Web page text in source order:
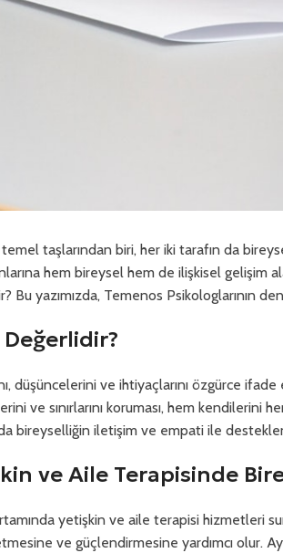
taşlarından biri, her iki tarafın da
hem bireysel hem de ilişkisel gelişim
yazımızda, Temenos Psikologlarının
düşüncelerini ve ihtiyaçlarını özgürce
ve sınırlarını koruması, hem
bireyselliğin iletişim ve empati ile
ve Aile Terapisinde
yetişkin ve aile terapisi hizmetleri
ve güçlendirmesine yardımcı